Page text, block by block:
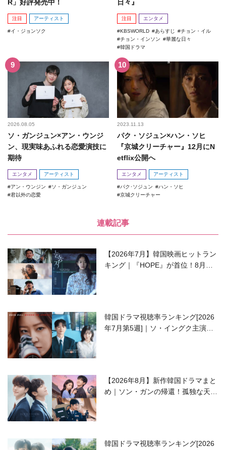
R」好評発売中！
注目 アーティスト
イ・ジョンソク
日々』
注目 エンタメ
KBSWORLD あらすじ
チョン・イル
チョン・インソン
華麗な日々
韓国ドラマ
2026.08.05
ソ・ガンジュン×アン・ウンジ
ン、現実味あふれる恋愛演技に
期待
エンタメ アーティスト
アン・ウンジン
ソ・ガンジュン
君以外の恋愛
2023.11.13
パク・ソジュン×ハン・ソヒ
『京城クリーチャー』12月にN
etflix公開へ
エンタメ アーティスト
パク･ソジュン
ハン・ソヒ
京城クリーチャー
連載記事
【2026年7月】韓国映画ヒットラン
キング｜『HOPE』が首位！8月公
韓国ドラマ視聴率ランキング[2026
年7月第5週]｜ソ・イングク主演の
【2026年8月】新作韓国ドラマまと
め｜ソン・ガンの帰還！孤独な天才
韓国ドラマ視聴率ランキング[2026